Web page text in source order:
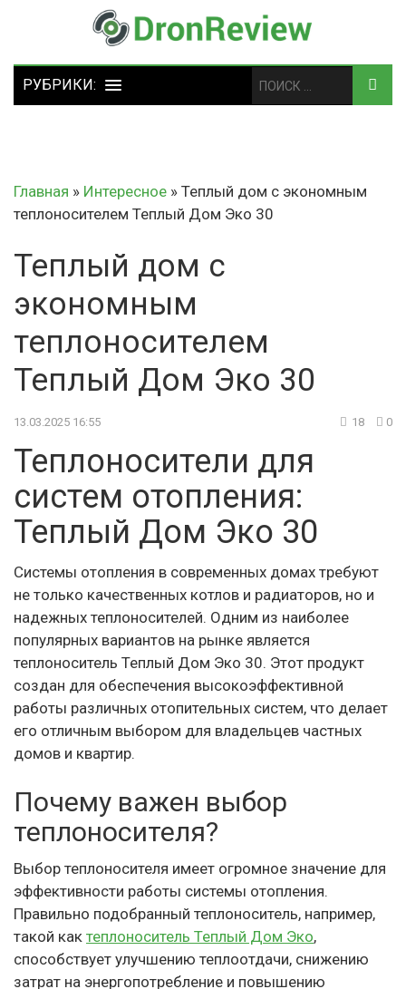
Главная » Интересное » Теплый дом с экономным
теплоносителем Теплый Дом Эко 30
Теплый дом с
экономным
теплоносителем
Теплый Дом Эко 30
13.03.2025 16:55 18 0
Теплоносители для
систем отопления:
Теплый Дом Эко 30
Системы отопления в современных домах требуют
не только качественных котлов и радиаторов, но и
надежных теплоносителей. Одним из наиболее
популярных вариантов на рынке является
теплоноситель Теплый Дом Эко 30. Этот продукт
создан для обеспечения высокоэффективной
работы различных отопительных систем, что делает
его отличным выбором для владельцев частных
домов и квартир.
Почему важен выбор
теплоносителя?
Выбор теплоносителя имеет огромное значение для
эффективности работы системы отопления.
Правильно подобранный теплоноситель, например,
такой как теплоноситель Теплый Дом Эко,
способствует улучшению теплоотдачи, снижению
затрат на энергопотребление и повышению